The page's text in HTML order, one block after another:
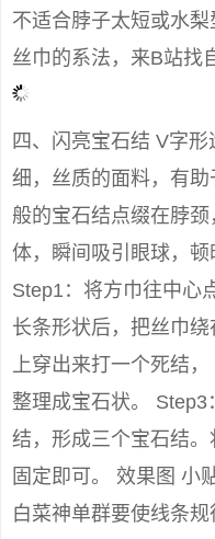
不适合脖子太短或水梨
丝巾的系法，来B站找
四、闪亮宝石结 V字
细，丝质的面料，有
般的宝石结点缀在脖颈
体，瞬间吸引眼球，顿
Step1：将方巾往中心
长条形状后，把丝巾
上穿出来打一个死结，
整理成宝石状。
结，形成三个宝石结
固定即可。 效果图 小
白菜神单群要使线条